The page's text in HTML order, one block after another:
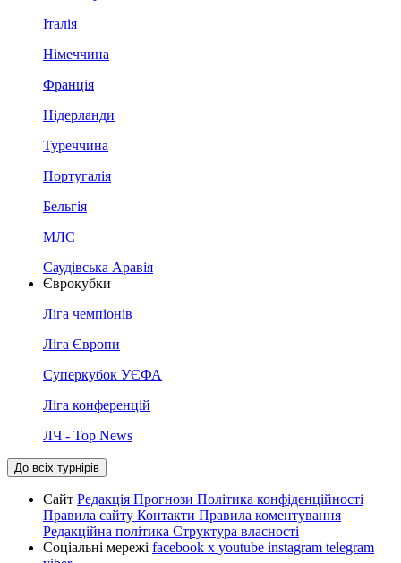
Італія
Німеччина
Франція
Нідерланди
Туреччина
Португалія
Бельгія
МЛС
Саудівська Аравія
Єврокубки
Ліга чемпіонів
Ліга Європи
Суперкубок УЄФА
Ліга конференцій
ЛЧ - Top News
До всіх турнірів
Сайт Редакція Прогнози Політика конфіденційності
Правила сайту Контакти Правила коментування
Редакційна політика Структура власності
Соціальні мережі facebook x youtube instagram telegram